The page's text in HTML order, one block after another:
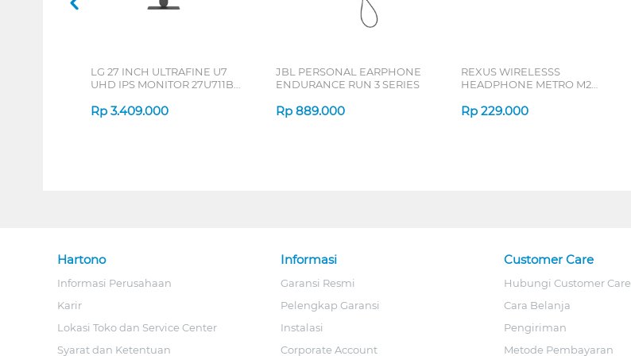
LG 27 INCH ULTRAFINE U7
UHD IPS MONITOR 27U711B-
Rp 3.409.000
JBL PERSONAL EARPHONE
ENDURANCE RUN 3 SERIES
Rp 889.000
REXUS WIRELESSS
HEADPHONE METRO M2
Rp 229.000
Hartono
Informasi Perusahaan
Karir
Lokasi Toko dan Service Center
Syarat dan Ketentuan
Informasi
Garansi Resmi
Pelengkap Garansi
Instalasi
Corporate Account
Customer Care
Hubungi Customer Care
Cara Belanja
Pengiriman
Metode Pembayaran